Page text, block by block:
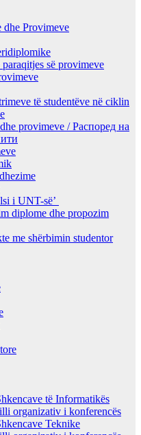
Provimeve
paraqitjes së provimeve
të studentëve në ciklin
provimeve / Распоред на
i UNT-së’
diplome dhe propozim
me shërbimin studentor
të Informatikës
organizativ i konferencës
Teknike